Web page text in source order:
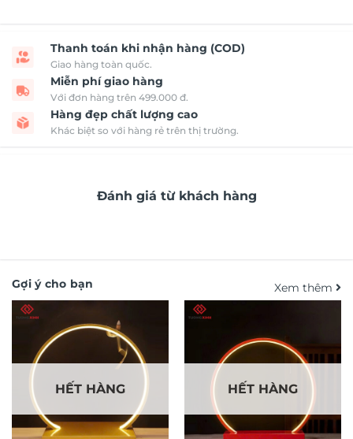
Thanh toán khi nhận hàng (COD)
Giao hàng toàn quốc.
Miễn phí giao hàng
Với đơn hàng trên 499.000 đ.
Hàng đẹp chất lượng cao
Khác biệt so với hàng rẻ trên thị trường.
Đánh giá từ khách hàng
Gợi ý cho bạn Xem thêm
HẾT HÀNG HẾT HÀNG